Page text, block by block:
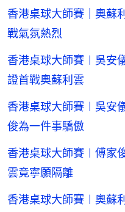
香港桌球大師賽｜奧
戰氣氛熱烈
香港桌球大師賽︱吳
證首戰奧蘇利雲
香港桌球大師賽︱吳
俊為一件事驕傲
香港桌球大師賽︱傅家
雲竟寧願隔離
香港桌球大師賽︱奧蘇